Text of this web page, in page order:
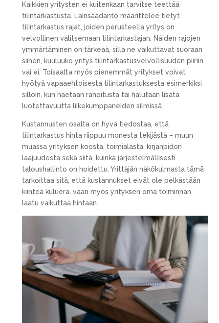
Kaikkien yritysten ei kuitenkaan tarvitse teettää
tilintarkastusta. Lainsäädäntö määrittelee tietyt
tilintarkastus rajat, joiden perusteella yritys on
velvollinen valitsemaan tilintarkastajan. Näiden rajojen
ymmärtäminen on tärkeää, sillä ne vaikuttavat suoraan
siihen, kuuluuko yritys tilintarkastusvelvollisuuden piiriin
vai ei. Toisaalta myös pienemmät yritykset voivat
hyötyä vapaaehtoisesta tilintarkastuksesta esimerkiksi
silloin, kun haetaan rahoitusta tai halutaan lisätä
luotettavuutta liikekumppaneiden silmissä.
Kustannusten osalta on hyvä tiedostaa, että
tilintarkastus hinta riippuu monesta tekijästä – muun
muassa yrityksen koosta, toimialasta, kirjanpidon
laajuudesta sekä siitä, kuinka järjestelmällisesti
taloushallinto on hoidettu. Yrittäjän näkökulmasta tämä
tarkoittaa sitä, että kustannukset eivät ole pelkästään
kiinteä kuluerä, vaan myös yrityksen oma toiminnan
laatu vaikuttaa hintaan.